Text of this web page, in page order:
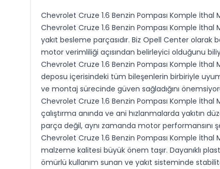
Chevrolet Cruze 1.6 Benzin Pompası Komple İthal
Chevrolet Cruze 1.6 Benzin Pompası Komple İthal
yakıt besleme parçasıdır. Biz Opell Center
motor verimliliği açısından belirleyici olduğunu
Chevrolet Cruze 1.6 Benzin Pompası Komple
deposu içerisindeki tüm bileşenlerin birbiriyle
ve montaj sürecinde güven sağladığını
Chevrolet Cruze 1.6 Benzin Pompası Komple İthal
çalıştırma anında ve ani hızlanmalarda yakıtın
parça değil, aynı zamanda motor performansını
Chevrolet Cruze 1.6 Benzin Pompası Komple
malzeme kalitesi büyük önem taşır. Dayanıklı
ömürlü kullanım sunan ve yakıt sisteminde